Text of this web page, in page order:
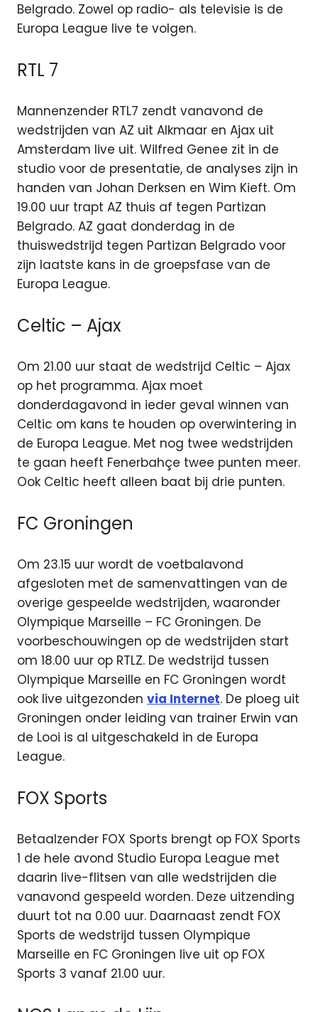
Belgrado. Zowel op radio- als televisie is de
Europa League live te volgen.
RTL 7
Mannenzender RTL7 zendt vanavond de
wedstrijden van AZ uit Alkmaar en Ajax uit
Amsterdam live uit. Wilfred Genee zit in de
studio voor de presentatie, de analyses zijn in
handen van Johan Derksen en Wim Kieft. Om
19.00 uur trapt AZ thuis af tegen Partizan
Belgrado. AZ gaat donderdag in de
thuiswedstrijd tegen Partizan Belgrado voor
zijn laatste kans in de groepsfase van de
Europa League.
Celtic – Ajax
Om 21.00 uur staat de wedstrijd Celtic – Ajax
op het programma. Ajax moet
donderdagavond in ieder geval winnen van
Celtic om kans te houden op overwintering in
de Europa League. Met nog twee wedstrijden
te gaan heeft Fenerbahçe twee punten meer.
Ook Celtic heeft alleen baat bij drie punten.
FC Groningen
Om 23.15 uur wordt de voetbalavond
afgesloten met de samenvattingen van de
overige gespeelde wedstrijden, waaronder
Olympique Marseille – FC Groningen. De
voorbeschouwingen op de wedstrijden start
om 18.00 uur op RTLZ. De wedstrijd tussen
Olympique Marseille en FC Groningen wordt
ook live uitgezonden via Internet. De ploeg uit
Groningen onder leiding van trainer Erwin van
de Looi is al uitgeschakeld in de Europa
League.
FOX Sports
Betaalzender FOX Sports brengt op FOX Sports
1 de hele avond Studio Europa League met
daarin live-flitsen van alle wedstrijden die
vanavond gespeeld worden. Deze uitzending
duurt tot na 0.00 uur. Daarnaast zendt FOX
Sports de wedstrijd tussen Olympique
Marseille en FC Groningen live uit op FOX
Sports 3 vanaf 21.00 uur.